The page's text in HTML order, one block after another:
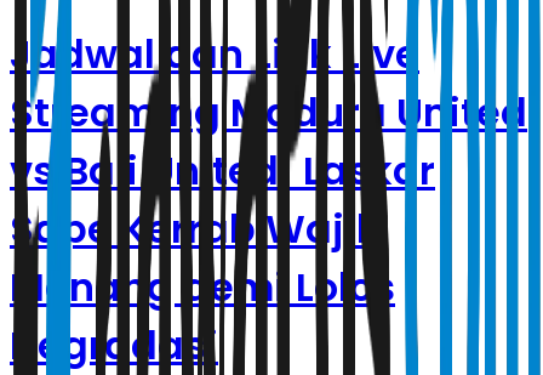
Jadwal dan Link Live
Streaming Madura United
vs Bali United! Laskar
Sape Kerrab Wajib
Menang demi Lolos
Degradasi